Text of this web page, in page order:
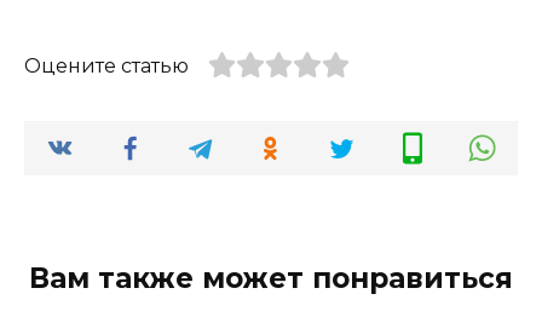
Оцените статью
Вам также может понравиться